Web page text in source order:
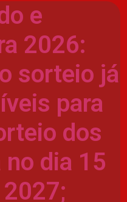
e
2026:
sorteio já
para
dos
dia 15